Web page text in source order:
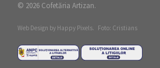
© 2026 Cofetăria Artizan.
Web Design by Happy Pixels. Foto: Cristians